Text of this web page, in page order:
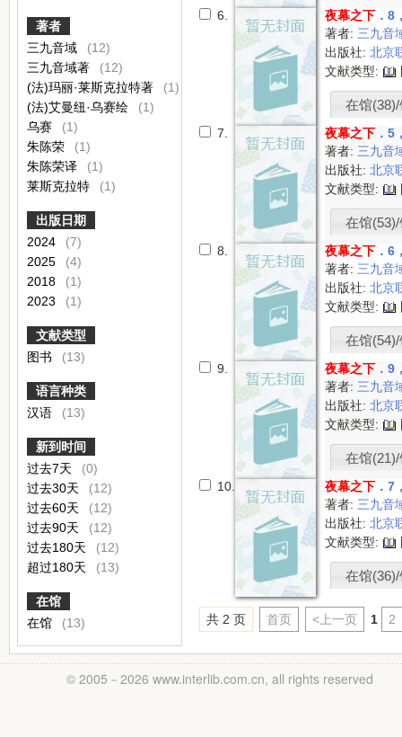
著者
三九音域
(12)
三九音域著
(12)
(法)玛丽·莱斯克拉特著
(1)
(法)艾曼纽·乌赛绘
(1)
乌赛
(1)
朱陈荣
(1)
朱陈荣译
(1)
莱斯克拉特
(1)
出版日期
2024
(7)
2025
(4)
2018
(1)
2023
(1)
文献类型
图书
(13)
语言种类
汉语
(13)
新到时间
过去7天
(0)
过去30天
(12)
过去60天
(12)
过去90天
(12)
过去180天
(12)
超过180天
(13)
在馆
在馆
(13)
6. 夜幕之下 ．8
著者:三九音
出版社:北京
文献类型:
在馆
7. 夜幕之下 ．5
著者:三九音
出版社:北京
文献类型:
在馆
8. 夜幕之下 ．6
著者:三九音
出版社:北京
文献类型:
在馆
9. 夜幕之下 ．9
著者:三九音
出版社:北京
文献类型:
在馆
10. 夜幕之下 ．7
著者:三九音
出版社:北京
文献类型:
在馆
共 2 页 首页 <上一页 1 2
© 2005－ 2026 www.interlib.com.cn, all rights reserved